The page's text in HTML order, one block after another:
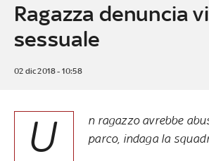
Ragazza denuncia
sessuale
02 dic 2018 - 10:58
U
n ragazzo avrebbe
parco, indaga la